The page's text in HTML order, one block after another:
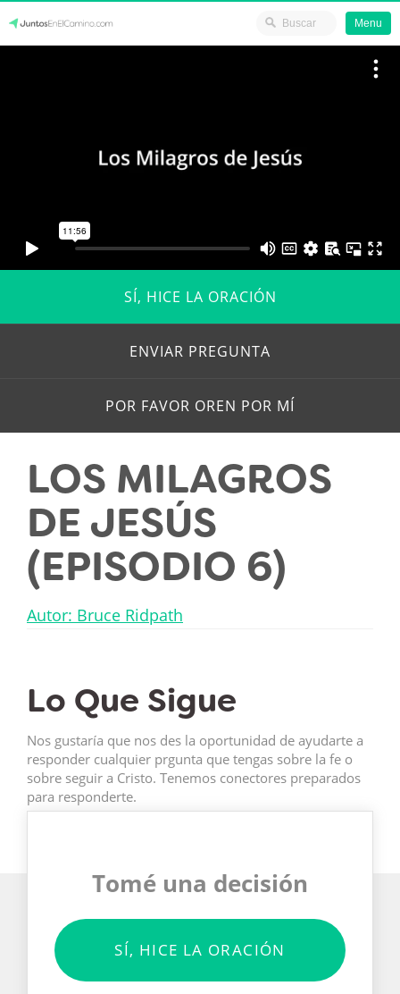
Menu
SÍ, HICE LA ORACIÓN
ENVIAR PREGUNTA
POR FAVOR OREN POR MÍ
LOS MILAGROS
DE JESÚS
(EPISODIO 6)
Autor: Bruce Ridpath
Lo Que Sigue
Nos gustaría que nos des la oportunidad de ayudarte a
responder cualquier prgunta que tengas sobre la fe o
sobre seguir a Cristo. Tenemos conectores preparados
para responderte.
Tomé una decisión
SÍ, HICE LA ORACIÓN